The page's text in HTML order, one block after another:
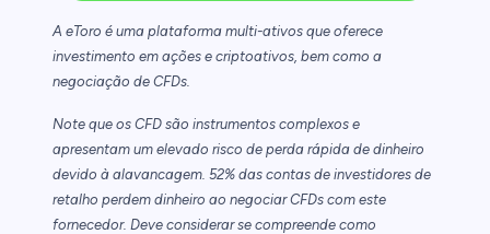
A eToro é uma plataforma multi-ativos que oferece
investimento em ações e criptoativos, bem como a
negociação de CFDs.
Note que os CFD são instrumentos complexos e
apresentam um elevado risco de perda rápida de dinheiro
devido à alavancagem. 52% das contas de investidores de
retalho perdem dinheiro ao negociar CFDs com este
fornecedor. Deve considerar se compreende como